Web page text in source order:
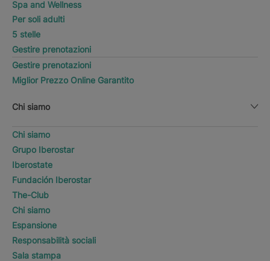
Spa and Wellness
Per soli adulti
5 stelle
Gestire prenotazioni
Gestire prenotazioni
Miglior Prezzo Online Garantito
Chi siamo
Chi siamo
Grupo Iberostar
Iberostate
Fundación Iberostar
The-Club
Chi siamo
Espansione
Responsabilità sociali
Sala stampa